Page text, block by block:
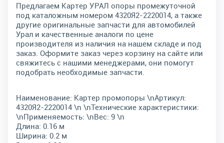
Предлагаем Картер УРАЛ опоры промежуточной
под каталожным номером 4320Я2-2220014, а также
другие оригинальные запчасти для автомобилей
Урал и качественные аналоги по цене
производителя из наличия на нашем складе и под
заказ. Оформите заказ через корзину на сайте или
свяжитесь с нашими менеджерами, они помогут
подобрать необходимые запчасти.
Наименование: Картер промопоры \nАртикул:
4320Я2-2220014 \n \nТехнические характеристики:
\nПрименяемость: \nВес: 9 \n
Длина: 0.16 м
Ширина: 0.2 м